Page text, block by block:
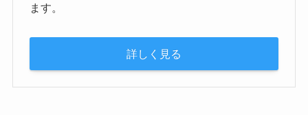
ます。
詳しく見る